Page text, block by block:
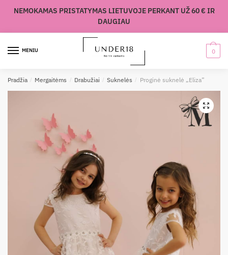
NEMOKAMAS PRISTATYMAS LIETUVOJE PERKANT UŽ 60 € IR
DAUGIAU
MENIU 0
Pradžia / Mergaitėms / Drabužiai / Suknelės / Proginė suknelė „Eliza”
🔍